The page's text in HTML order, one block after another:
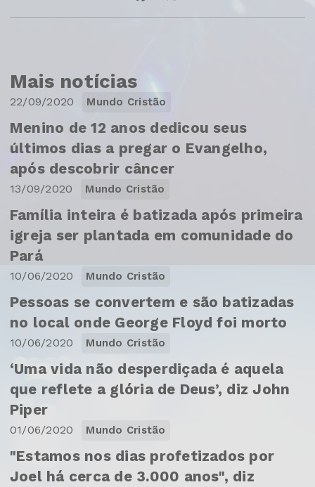
Mais notícias
Mundo Cristão
22/09/2020
Menino de 12 anos dedicou seus
últimos dias a pregar o Evangelho,
após descobrir câncer
Mundo Cristão
13/09/2020
Família inteira é batizada após primeira
igreja ser plantada em comunidade do
Pará
Mundo Cristão
10/06/2020
Pessoas se convertem e são batizadas
no local onde George Floyd foi morto
Mundo Cristão
10/06/2020
‘Uma vida não desperdiçada é aquela
que reflete a glória de Deus’, diz John
Piper
Mundo Cristão
01/06/2020
"Estamos nos dias profetizados por
Joel há cerca de 3.000 anos", diz